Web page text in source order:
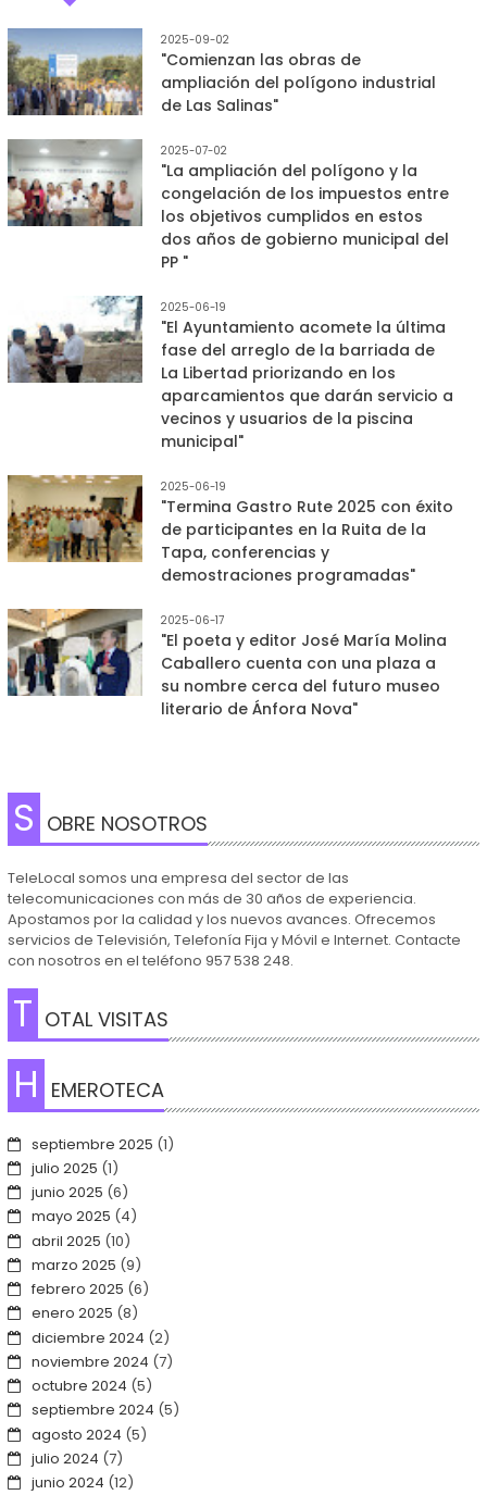
2025-09-02
"Comienzan las obras de
ampliación del polígono industrial
de Las Salinas"
2025-07-02
"La ampliación del polígono y la
congelación de los impuestos entre
los objetivos cumplidos en estos
dos años de gobierno municipal del
PP "
2025-06-19
"El Ayuntamiento acomete la última
fase del arreglo de la barriada de
La Libertad priorizando en los
aparcamientos que darán servicio a
vecinos y usuarios de la piscina
municipal"
2025-06-19
"Termina Gastro Rute 2025 con éxito
de participantes en la Ruita de la
Tapa, conferencias y
demostraciones programadas"
2025-06-17
"El poeta y editor José María Molina
Caballero cuenta con una plaza a
su nombre cerca del futuro museo
literario de Ánfora Nova"
S OBRE NOSOTROS
TeleLocal somos una empresa del sector de las
telecomunicaciones con más de 30 años de experiencia.
Apostamos por la calidad y los nuevos avances. Ofrecemos
servicios de Televisión, Telefonía Fija y Móvil e Internet. Contacte
con nosotros en el teléfono 957 538 248.
T OTAL VISITAS
H EMEROTECA
septiembre 2025 (1)
julio 2025 (1)
junio 2025 (6)
mayo 2025 (4)
abril 2025 (10)
marzo 2025 (9)
febrero 2025 (6)
enero 2025 (8)
diciembre 2024 (2)
noviembre 2024 (7)
octubre 2024 (5)
septiembre 2024 (5)
agosto 2024 (5)
julio 2024 (7)
junio 2024 (12)